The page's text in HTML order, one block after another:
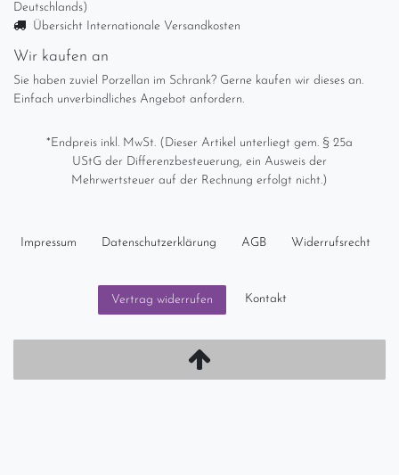
Deutschlands)
Übersicht Internationale Versandkosten
Wir kaufen an
Sie haben zuviel Porzellan im Schrank? Gerne kaufen wir dieses an.
Einfach unverbindliches Angebot anfordern.
*Endpreis inkl. MwSt. (Dieser Artikel unterliegt gem. § 25a
UStG der Differenzbesteuerung, ein Ausweis der
Mehrwertsteuer auf der Rechnung erfolgt nicht.)
Impressum Daten­schutz­erklärung AGB Widerrufs­recht
Vertrag widerrufen Kontakt